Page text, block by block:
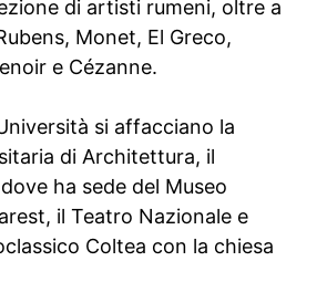
di artisti rumeni, oltre a
Monet, El Greco,
e Cézanne.
si affacciano la
di Architettura, il
ha sede del Museo
il Teatro Nazionale e
Coltea con la chiesa